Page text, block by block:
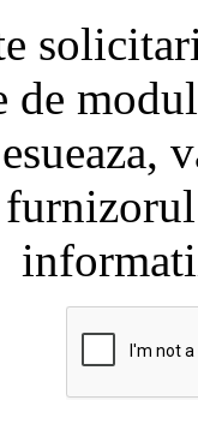
de